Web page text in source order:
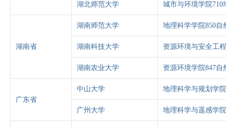
湖北师范大学 城市与环境学院710
湖南省
湖南师范大学 地理科学学院850自
湖南科技大学 资源环境与安全工
湖南农业大学 资源环境学院847自
广东省
中山大学 地理科学与规划学
广州大学 地理科学与遥感学